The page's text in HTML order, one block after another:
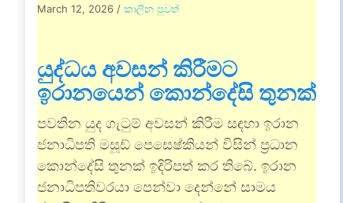
March 12, 2026 / කාලීන පුවත්
යුද්ධය අවසන් කිරීමට
ඉරානයෙන් කොන්දේසි තුනක්
පවතින යුද ගැටුම් අවසන් කිරීම සඳහා ඉරාන
ජනාධිපති මසූඩ් පෙසෙෂ්කියන් විසින් ප්‍රධාන
කොන්දේසි තුනක් ඉදිරිපත් කර තිබේ. ඉරාන
ජනාධිපතිවරයා පෙන්වා දෙන්නේ සාමය